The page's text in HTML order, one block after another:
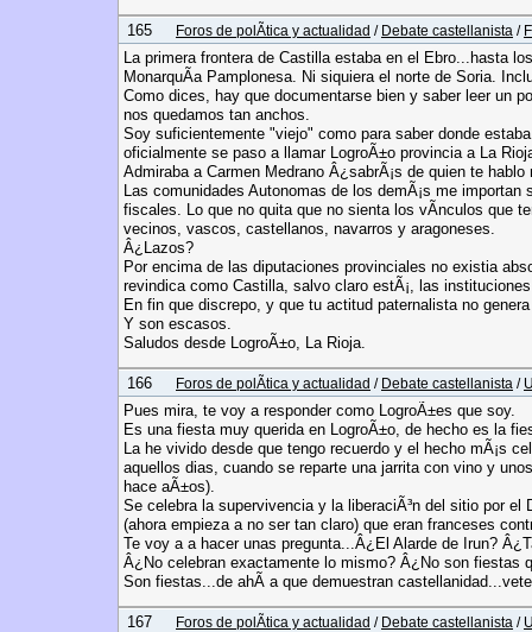
165 Foros de polÃ­tica y actualidad / Debate castellanista /
La primera frontera de Castilla estaba en el Ebro...hasta
MonarquÃ­a Pamplonesa. Ni siquiera el norte de Soria.
Como dices, hay que documentarse bien y saber leer un
nos quedamos tan anchos.
Soy suficientemente "viejo" como para saber donde
oficialmente se paso a llamar LogroÃ±o provincia a La
Admiraba a Carmen Medrano Â¿sabrÃ¡s de quien te hablo
Las comunidades Autonomas de los demÃ¡s me
fiscales. Lo que no quita que no sienta los vÃ­nculos que
vecinos, vascos, castellanos, navarros y aragoneses.
Â¿Lazos?
Por encima de las diputaciones provinciales no existia
revindica como Castilla, salvo claro estÃ¡, las
En fin que discrepo, y que tu actitud paternalista no
Y son escasos.
Saludos desde LogroÃ±o, La Rioja.
166 Foros de polÃ­tica y actualidad / Debate castellanista /
Pues mira, te voy a responder como LogroÃ±es que soy.
Es una fiesta muy querida en LogroÃ±o, de hecho es la
La he vivido desde que tengo recuerdo y el hecho mÃ¡s
aquellos dias, cuando se reparte una jarrita con vino y
hace aÃ±os).
Se celebra la supervivencia y la liberaciÃ³n del sitio por
(ahora empieza a no ser tan claro) que eran franceses
Te voy a a hacer unas pregunta...Â¿El Alarde de Irun?
Â¿No celebran exactamente lo mismo? Â¿No son fiestas
Son fiestas...de ahÃ­ a que demuestran
167 Foros de polÃ­tica y actualidad / Debate castellanista /